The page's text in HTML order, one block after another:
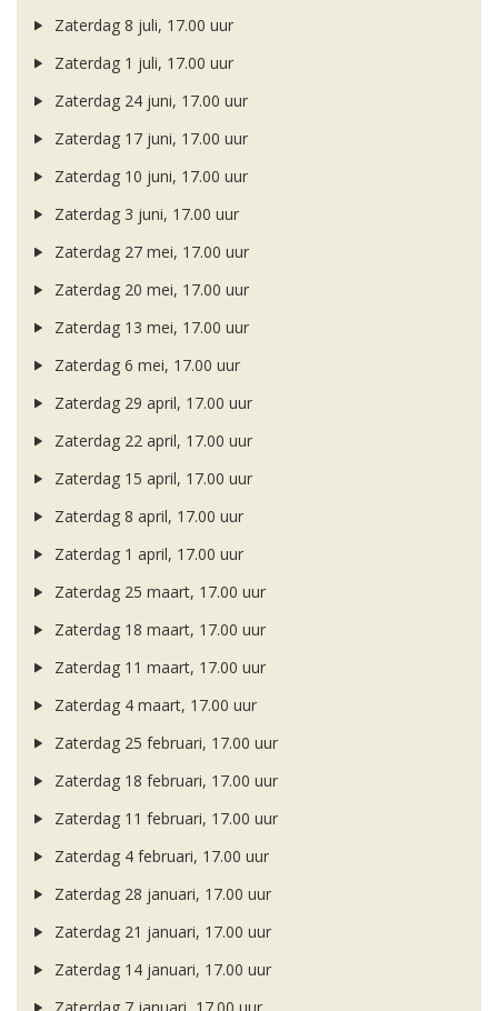
Zaterdag 8 juli, 17.00 uur
Zaterdag 1 juli, 17.00 uur
Zaterdag 24 juni, 17.00 uur
Zaterdag 17 juni, 17.00 uur
Zaterdag 10 juni, 17.00 uur
Zaterdag 3 juni, 17.00 uur
Zaterdag 27 mei, 17.00 uur
Zaterdag 20 mei, 17.00 uur
Zaterdag 13 mei, 17.00 uur
Zaterdag 6 mei, 17.00 uur
Zaterdag 29 april, 17.00 uur
Zaterdag 22 april, 17.00 uur
Zaterdag 15 april, 17.00 uur
Zaterdag 8 april, 17.00 uur
Zaterdag 1 april, 17.00 uur
Zaterdag 25 maart, 17.00 uur
Zaterdag 18 maart, 17.00 uur
Zaterdag 11 maart, 17.00 uur
Zaterdag 4 maart, 17.00 uur
Zaterdag 25 februari, 17.00 uur
Zaterdag 18 februari, 17.00 uur
Zaterdag 11 februari, 17.00 uur
Zaterdag 4 februari, 17.00 uur
Zaterdag 28 januari, 17.00 uur
Zaterdag 21 januari, 17.00 uur
Zaterdag 14 januari, 17.00 uur